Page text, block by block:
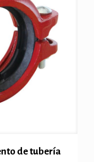
de tubería